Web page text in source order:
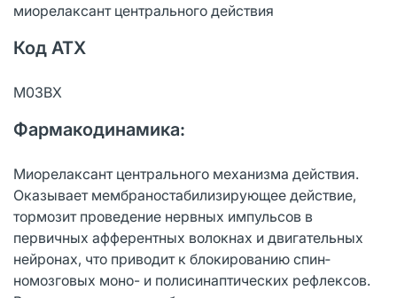
миорелаксант центрального действия
Код АТХ
M03BX
Фармакодинамика:
Миорелаксант центрального механизма действия.
Оказывает мембраностабилизи­рующее действие,
тормозит проведение нервных импульсов в
первичных аффе­рентных волокнах и двигательных
нейронах, что приводит к блокированию спин­
номозговых моно- и полисинаптических рефлексов.